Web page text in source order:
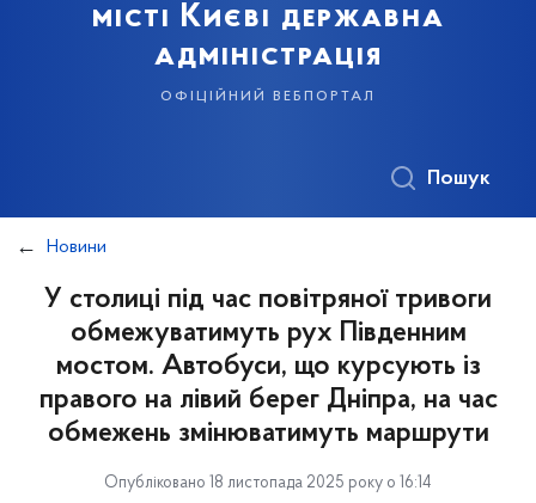
місті Києві державна
адміністрація
офіційний вебпортал
Пошук
Новини
У столиці під час повітряної тривоги
обмежуватимуть рух Південним
мостом. Автобуси, що курсують із
правого на лівий берег Дніпра, на час
обмежень змінюватимуть маршрути
Опубліковано 18 листопада 2025 року о 16:14